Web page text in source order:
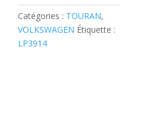
Catégories : TOURAN,
VOLKSWAGEN Étiquette :
LP3914